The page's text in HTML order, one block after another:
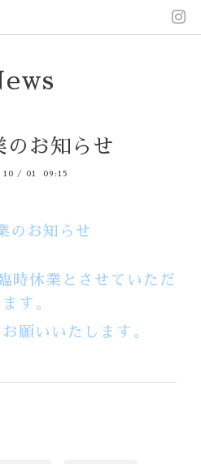
のお知らせ
10 / 01 09:15
のお知らせ
時休業とさせていただ
す。
願いいたします。